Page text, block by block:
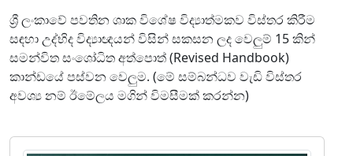
ශ්‍රී ලංකාවේ පවතින ශාක විශේෂ විද්‍යාත්මකව විස්තර කිරීම
සඳහා උද්භිද විද්‍යාඥයන් විසින් සකසන ලද වෙලුම් 15 කින්
සමන්විත සංශෝධිත අත්පොත් (Revised Handbook)
කාන්ඩයේ පස්වන වෙලුම. (මේ සම්බන්ධව වැඩි විස්තර
අවශ්‍ය නම් ඊමේලය මගින් විමසීමක් කරන්න)